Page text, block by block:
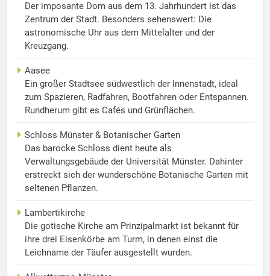
Der imposante Dom aus dem 13. Jahrhundert ist das
Zentrum der Stadt. Besonders sehenswert: Die
astronomische Uhr aus dem Mittelalter und der
Kreuzgang.
Aasee
Ein großer Stadtsee südwestlich der Innenstadt, ideal
zum Spazieren, Radfahren, Bootfahren oder Entspannen.
Rundherum gibt es Cafés und Grünflächen.
Schloss Münster & Botanischer Garten
Das barocke Schloss dient heute als
Verwaltungsgebäude der Universität Münster. Dahinter
erstreckt sich der wunderschöne Botanische Garten mit
seltenen Pflanzen.
Lambertikirche
Die gotische Kirche am Prinzipalmarkt ist bekannt für
ihre drei Eisenkörbe am Turm, in denen einst die
Leichname der Täufer ausgestellt wurden.